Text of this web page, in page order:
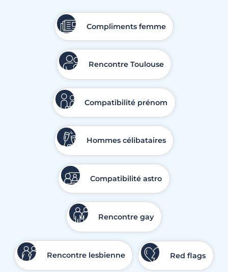
Compliments femme
Rencontre Toulouse
Compatibilité prénom
Hommes célibataires
Compatibilité astro
Rencontre gay
Rencontre lesbienne Red flags